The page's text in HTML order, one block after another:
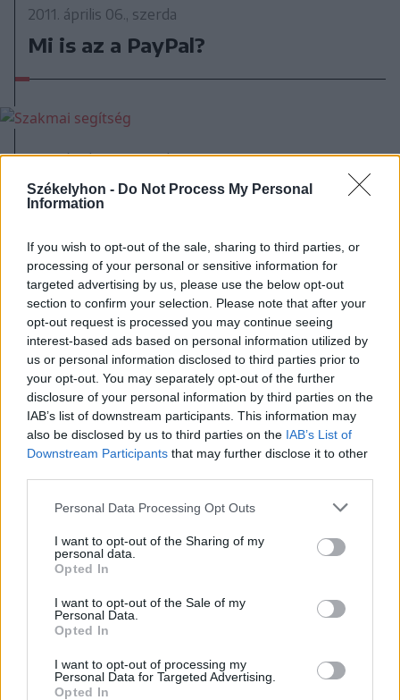
Székelyhon - Do Not Process My Personal
Information
If you wish to opt-out of the sale, sharing to third parties, or
processing of your personal or sensitive information for
targeted advertising by us, please use the below opt-out
section to confirm your selection. Please note that after your
opt-out request is processed you may continue seeing
interest-based ads based on personal information utilized by
us or personal information disclosed to third parties prior to
your opt-out. You may separately opt-out of the further
disclosure of your personal information by third parties on the
IAB’s list of downstream participants. This information may
also be disclosed by us to third parties on the IAB’s List of
Downstream Participants that may further disclose it to other
Personal Data Processing Opt Outs
I want to opt-out of the Sharing of my
personal data.
Opted In
I want to opt-out of the Sale of my
Personal Data.
Opted In
I want to opt-out of processing my
Personal Data for Targeted Advertising.
Opted In
2011. április 06., szerda
Mi is az a PayPal?
2011. április 06., szerda
Szakmai segítség
Korábbi cikkek betöltése
Hasznos
Impresszum
Szerzői jogok
Adatvédelmi tájékoztató
Hozzászólási szabályzat
Nyomtatott lapjaink archívuma
Székely Hírmondó archívuma
Médiaajánlat